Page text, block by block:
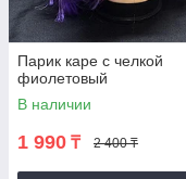
Парик каре с челкой
фиолетовый
В наличии
1 990 ₸ 2 400 ₸